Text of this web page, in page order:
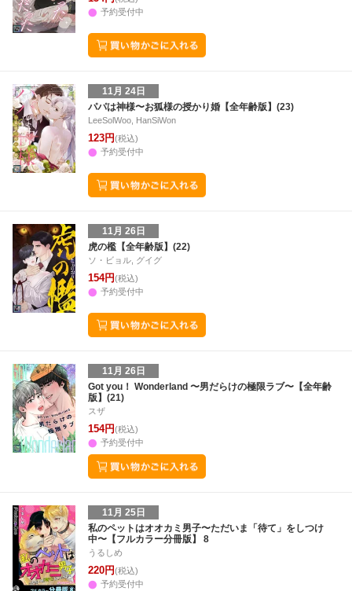
予約受付中
11月 24日
パパは神様〜お狐様の授かり婚【全年齢版】(23)
LeeSolWoo, HanSiWon
123円(税込)
予約受付中
11月 26日
虎の檻【全年齢版】(22)
ソ・ビョル, グイグ
154円(税込)
予約受付中
11月 26日
Got you！ Wonderland 〜男だらけの極限ラブ〜【全年齢
版】(21)
スザ
154円(税込)
予約受付中
11月 25日
私のペットはオオカミ男子〜ただいま「待て」をしつけ
中〜【フルカラー分冊版】 8
うるしめ
220円(税込)
予約受付中